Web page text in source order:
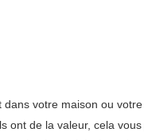
votre maison ou
ont de la valeur, cela